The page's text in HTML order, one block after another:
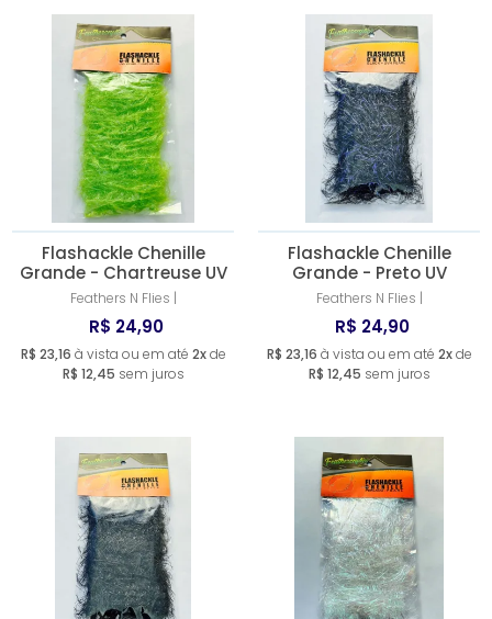
Flashackle Chenille
Grande - Chartreuse UV
Feathers N Flies |
R$ 24,90
R$ 23,16 à vista ou em até 2xde
R$ 12,45 sem juros
Flashackle Chenille
Grande - Preto UV
Feathers N Flies |
R$ 24,90
R$ 23,16 à vista ou em até 2xde
R$ 12,45 sem juros